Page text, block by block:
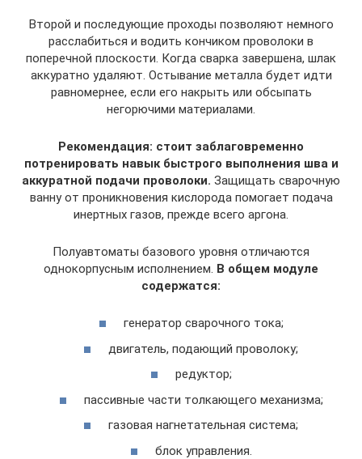
Второй и последующие проходы позволяют немного
расслабиться и водить кончиком проволоки в
поперечной плоскости. Когда сварка завершена, шлак
аккуратно удаляют. Остывание металла будет идти
равномернее, если его накрыть или обсыпать
негорючими материалами.
Рекомендация: стоит заблаговременно
потренировать навык быстрого выполнения шва и
аккуратной подачи проволоки. Защищать сварочную
ванну от проникновения кислорода помогает подача
инертных газов, прежде всего аргона.
Полуавтоматы базового уровня отличаются
однокорпусным исполнением. В общем модуле
содержатся:
генератор сварочного тока;
двигатель, подающий проволоку;
редуктор;
пассивные части толкающего механизма;
газовая нагнетательная система;
блок управления.